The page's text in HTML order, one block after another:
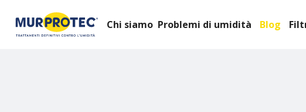
Chi siamo Problemi di umidità Blog